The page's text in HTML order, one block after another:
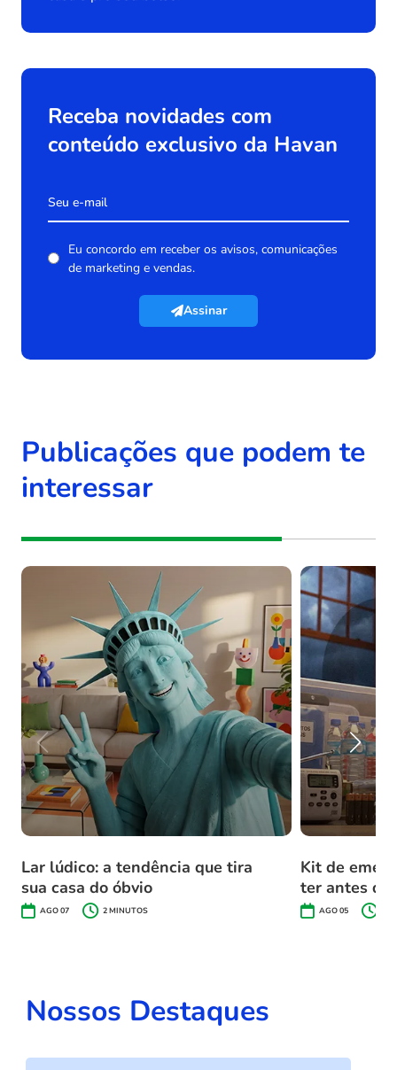
Receba novidades com
conteúdo exclusivo da Havan
Eu concordo em receber os avisos, comunicações
de marketing e vendas.
Assinar
Publicações que podem te
interessar
Lar lúdico: a tendência que tira
sua casa do óbvio
AGO 07 2MINUTOS
Kit de
ter antes
AGO 05
Nossos Destaques